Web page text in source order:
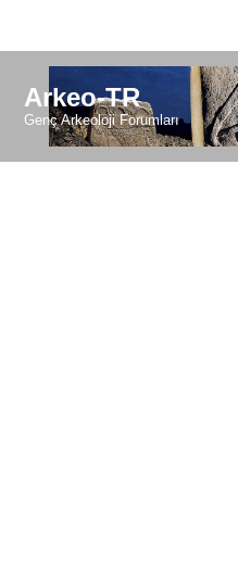
Arkeo-TR
Genç Arkeoloji Forumları